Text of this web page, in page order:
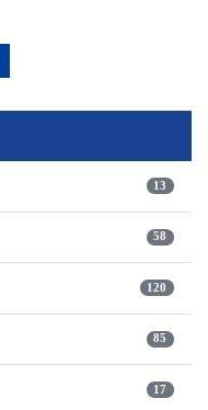
13
58
120
85
17